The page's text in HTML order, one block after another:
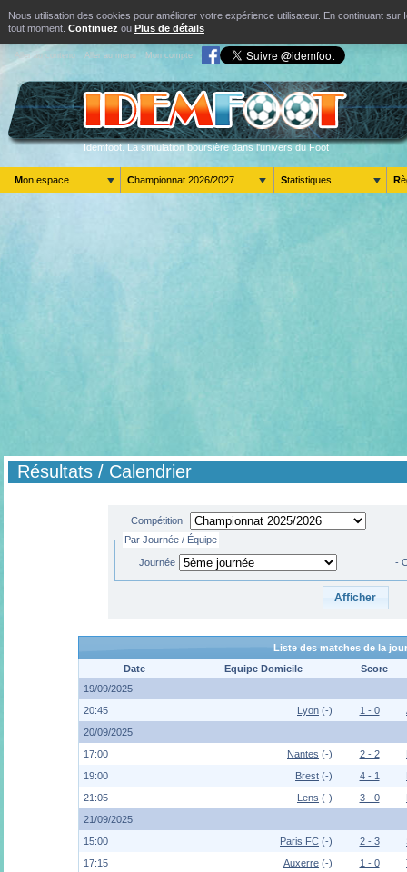
Nous utilisation des cookies pour améliorer votre expérience utilisateur. En continuant
tout moment. Continuez ou Plus de détails
Aller au contenu Aller au menu Mon compte
Idemfoot. La simulation boursière dans l'univers du Foot
Mon espace Championnat 2026/2027 Statistiques
Résultats / Calendrier
Compétition
Par Journée / Équipe
Journée -
Liste des matches de la
Date
Equipe Domicile
Score
19/09/2025
20:45
Lyon (-) 1 - 0
20/09/2025
17:00
Nantes (-) 2 - 2
19:00
Brest (-) 4 - 1
21:05
Lens (-) 3 - 0
21/09/2025
15:00
Paris FC (-) 2 - 3
17:15
Auxerre (-) 1 - 0